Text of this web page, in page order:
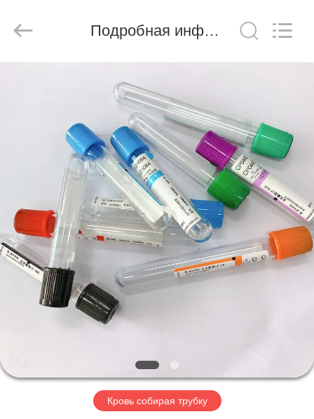
ПРОДУКТЫ
ПУТЕШЕСТВИЕ
ФАБРИКИ
ПРОВЕРКА
КАЧЕСТВА
СВЯЖИТЕСЬ
МЫ
Co.,
Reserved.
Подробная информация о продукте
Кровь собирая трубку